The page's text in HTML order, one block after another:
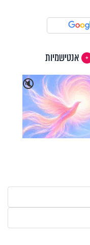
אנטישמיות
🔇